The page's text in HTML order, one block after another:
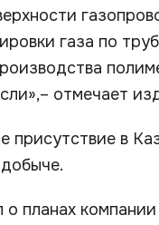
газа по
отмечает
присутствие в
планах компании